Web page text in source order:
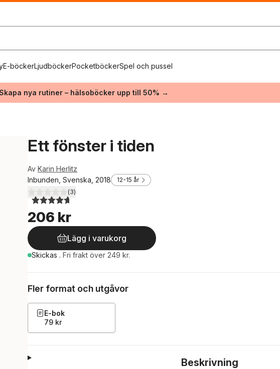
E-böckerLjudböckerPocketböckerSpel och pussel
nya rutiner – hälsoböcker upp till 50% →
Ett fönster i tiden
Av Karin Herlitz
Inbunden, Svenska, 2018
12-15 år
4,7utav 5 stjärnor. Totalt antal röster:
(3)
206 kr
Lägg i varukorg
Skickas . Fri frakt över 249 kr.
Fler format och utgåvor
E-bok
79 kr
Beskrivning